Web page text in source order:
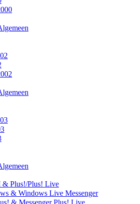
Plus!/Plus! Live
& Windows Live Messenger